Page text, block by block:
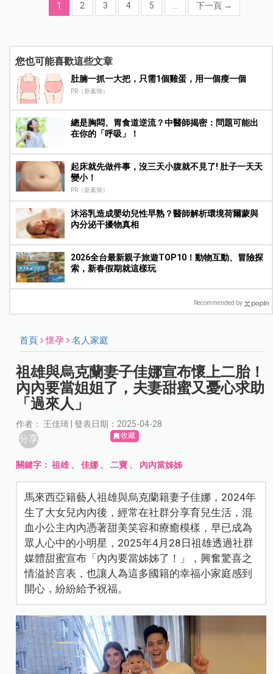
1 2 3 4 5 下一頁 →
您也可能喜歡這些文章
肚腩一抓一大把，只需1個雞蛋，用一個瘦一個
PR（新素簡）
總是胸悶、胃食道逆流？中醫師揭密：問題可能出
在你的「呼吸」！
起床就先做件事，沒三天小腹就不見了! 肚子一天天
變小！
PR（新素簡）
沐浴乳造成嬰幼兒性早熟？醫師解析環境荷爾蒙與
內分泌干擾物真相
2026全台最新親子旅遊TOP10！動物互動、冒險探
索，新春假期就這樣玩
Recommended by
首頁 懷孕 名人家庭
祖雄與烏克蘭妻子佳娜宣布懷上二胎！
內內要當姐姐了，夫妻甜蜜又憂心求助
「過來人」
作者： 王佳琦 | 發表日期：2025-04-28
分享 收藏
關鍵字：祖雄、佳娜 、二寶 、 內內當姊姊
馬來西亞籍藝人祖雄與烏克蘭籍妻子佳娜，2024年
生了大女兒內內後，經常在社群分享育兒生活，混
血小公主內內憑著甜美笑容和療癒模樣，早已成為
眾人心中的小明星，2025年4月28日祖雄透過社群
媒體甜蜜宣布「內內要當姊姊了！」，興奮驚喜之
情溢於言表，也讓人為這多國籍的幸福小家庭感到
開心，紛紛給予祝福。